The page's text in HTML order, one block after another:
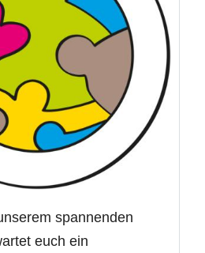
spannenden
euch ein